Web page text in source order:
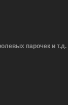
парочек и т.д.